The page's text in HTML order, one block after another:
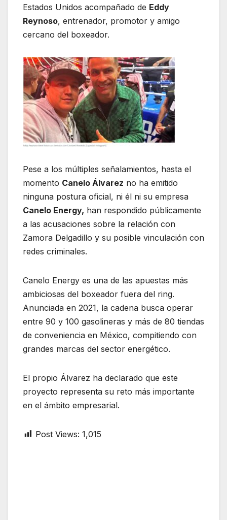
Estados Unidos acompañado de Eddy
Reynoso, entrenador, promotor y amigo
cercano del boxeador.
Pese a los múltiples señalamientos, hasta el
momento Canelo Álvarez no ha emitido
ninguna postura oficial, ni él ni su empresa
Canelo Energy, han respondido públicamente
a las acusaciones sobre la relación con
Zamora Delgadillo y su posible vinculación con
redes criminales.
Canelo Energy es una de las apuestas más
ambiciosas del boxeador fuera del ring.
Anunciada en 2021, la cadena busca operar
entre 90 y 100 gasolineras y más de 80 tiendas
de conveniencia en México, compitiendo con
grandes marcas del sector energético.
El propio Álvarez ha declarado que este
proyecto representa su reto más importante
en el ámbito empresarial.
Post Views: 1,015